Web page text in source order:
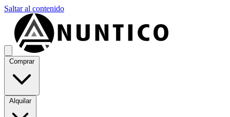
Saltar al contenido
Comprar
Alquilar